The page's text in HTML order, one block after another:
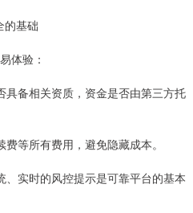
的基础
体验：
具备相关资质，资金是否由第三方托
等所有费用，避免隐藏成本。
、实时的风控提示是可靠平台的基本